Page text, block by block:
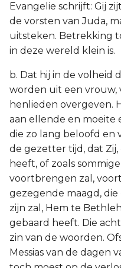
Evangelie schrijft: Gij
de vorsten van Juda,
uitsteken. Betrekking
in deze wereld klein is.
b. Dat hij in de volheid
worden uit een vrouw,
henlieden overgeven.
aan ellende en moeite
die zo lang beloofd en
de gezetter tijd, dat Zij,
heeft, of zoals
voortbrengen zal,
gezegende maagd, die
zijn zal, Hem te
gebaard heeft. Die
zin van de woorden.
Messias van de dagen